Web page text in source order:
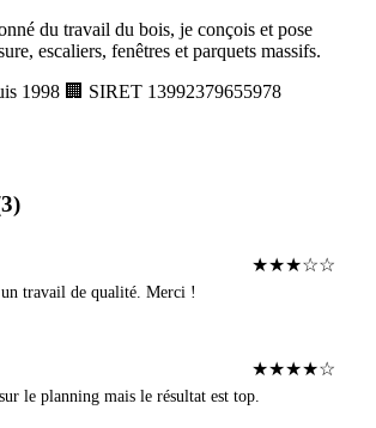
du travail du bois, je conçois et pose
escaliers, fenêtres et parquets massifs.
1998 🏢 SIRET 13992379655978
★★★☆☆
travail de qualité. Merci !
★★★★☆
le planning mais le résultat est top.